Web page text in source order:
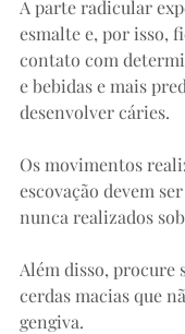
A parte radicular
esmalte e, por isso,
contato com
e bebidas e mais
desenvolver cáries. ⠀
Os movimentos
escovação devem
nunca realizados
Além disso, procure
cerdas macias que
gengiva.⠀